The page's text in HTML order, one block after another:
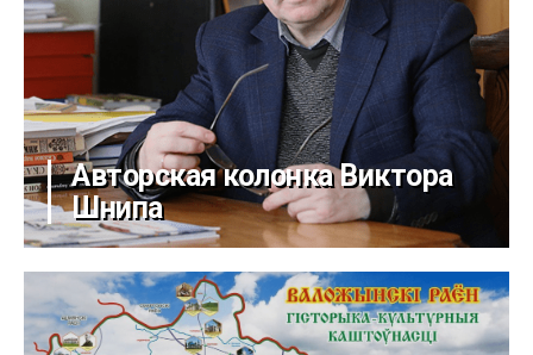
Авторская колонка Виктора
Шнипа